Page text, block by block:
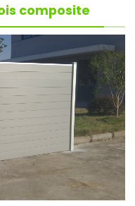
composite